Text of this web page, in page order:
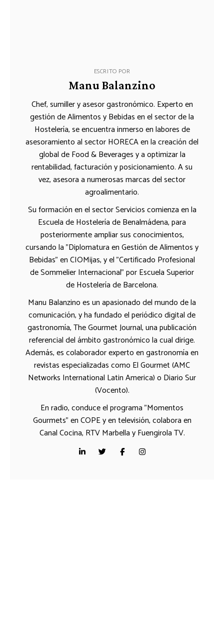
ESCRITO POR
Manu Balanzino
Chef, sumiller y asesor gastronómico. Experto en
gestión de Alimentos y Bebidas en el sector de la
Hostelería, se encuentra inmerso en labores de
asesoramiento al sector HORECA en la creación del
global de Food & Beverages y a optimizar la
rentabilidad, facturación y posicionamiento. A su
vez, asesora a numerosas marcas del sector
agroalimentario.
Su formación en el sector Servicios comienza en la
Escuela de Hostelería de Benalmádena, para
posteriormente ampliar sus conocimientos,
cursando la "Diplomatura en Gestión de Alimentos y
Bebidas" en CIOMijas, y el "Certificado Profesional
de Sommelier Internacional" por Escuela Superior
de Hostelería de Barcelona.
Manu Balanzino es un apasionado del mundo de la
comunicación, y ha fundado el periódico digital de
gastronomía, The Gourmet Journal, una publicación
referencial del ámbito gastronómico la cual dirige.
Además, es colaborador experto en gastronomía en
revistas especializadas como El Gourmet (AMC
Networks International Latin America) o Diario Sur
(Vocento).
En radio, conduce el programa "Momentos
Gourmets" en COPE y en televisión, colabora en
Canal Cocina, RTV Marbella y Fuengirola TV.